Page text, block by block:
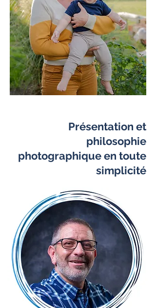
Présentation et
philosophie
photographique en toute
simplicité